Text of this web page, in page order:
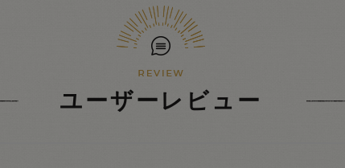
ユーザーレビュー